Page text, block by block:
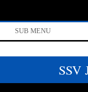
SUB MENU
SSV